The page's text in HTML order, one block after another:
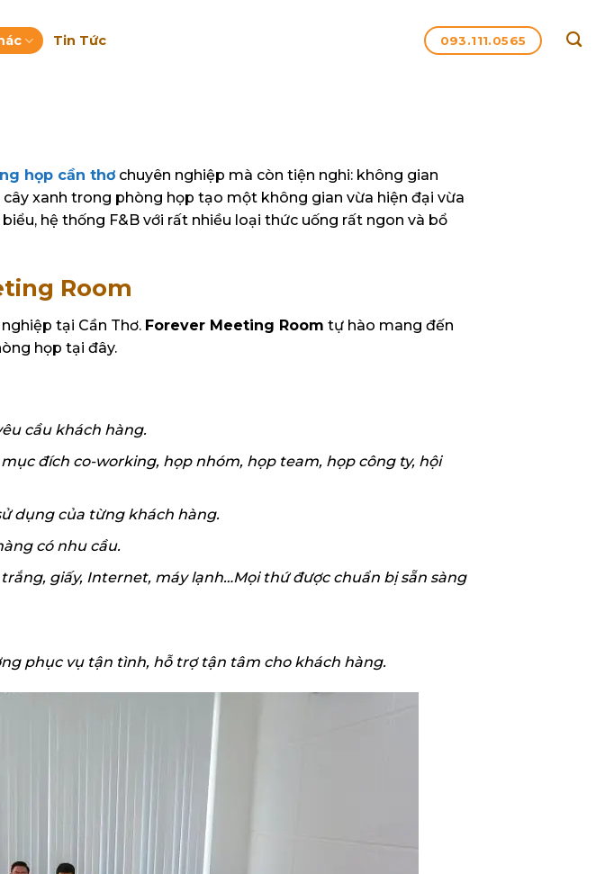
Tin Tức 093.111.0565
họp cần thơ chuyên nghiệp mà còn tiện nghi: không gian
xanh trong phòng họp tạo một không gian vừa hiện đại vừa
hệ thống F&B với rất nhiều loại thức uống rất ngon và bổ
Room
tại Cần Thơ. Forever Meeting Room tự hào mang đến
họp tại đây.
cầu khách hàng.
đích co-working, họp nhóm, họp team, họp công ty, hội
dụng của từng khách hàng.
có nhu cầu.
giấy, Internet, máy lạnh…Mọi thứ được chuẩn bị sẵn sàng
phục vụ tận tình, hỗ trợ tận tâm cho khách hàng.